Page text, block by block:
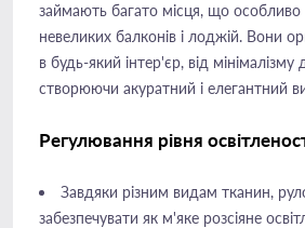
займають багато місця, що
невеликих балконів і лоджій. Вони
в будь-який інтер'єр, від мінімалізму
створюючи акуратний і елегантний
Регулювання рівня
Завдяки різним видам тканин,
забезпечувати як м'яке розсіяне